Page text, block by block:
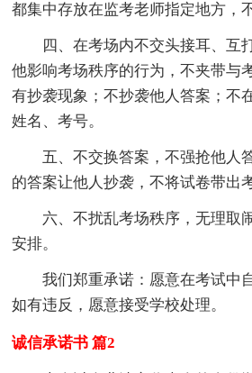
都集中存放在监考老师指定地方，
四、在考场内不交头接耳、互
他影响考场秩序的行为，不夹带与
有抄袭现象；不抄袭他人答案；不
姓名、考号。
五、不交换答案，不强抢他人
的答案让他人抄袭，不将试卷带出
六、不扰乱考场秩序，无理取
安排。
我们郑重承诺：愿意在考试中
如有违反，愿意接受学校处理。
诚信承诺书 篇2